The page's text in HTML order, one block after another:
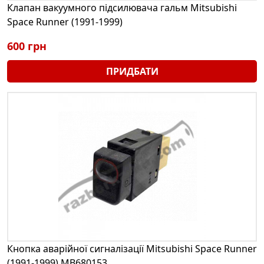
Клапан вакуумного підсилювача гальм Mitsubishi
Space Runner (1991-1999)
600 грн
ПРИДБАТИ
Кнопка аварійної сигналізації Mitsubishi Space Runner